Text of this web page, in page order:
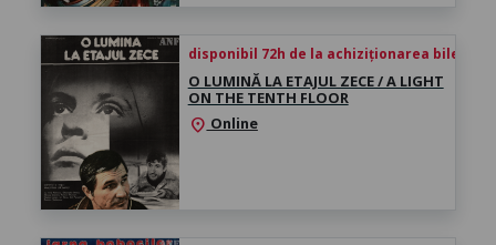
disponibil 72h de la achiziționarea biletului
O LUMINĂ LA ETAJUL ZECE / A LIGHT
ON THE TENTH FLOOR
location_on Online